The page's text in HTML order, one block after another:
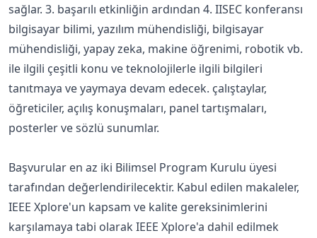
sağlar. 3. başarılı etkinliğin ardından 4. IISEC konferansı
bilgisayar bilimi, yazılım mühendisliği, bilgisayar
mühendisliği, yapay zeka, makine öğrenimi, robotik vb.
ile ilgili çeşitli konu ve teknolojilerle ilgili bilgileri
tanıtmaya ve yaymaya devam edecek. çalıştaylar,
öğreticiler, açılış konuşmaları, panel tartışmaları,
posterler ve sözlü sunumlar.
Başvurular en az iki Bilimsel Program Kurulu üyesi
tarafından değerlendirilecektir. Kabul edilen makaleler,
IEEE Xplore'un kapsam ve kalite gereksinimlerini
karşılamaya tabi olarak IEEE Xplore'a dahil edilmek